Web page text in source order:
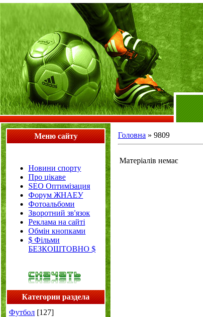
Меню сайту
Новини спорту
Про цікаве
SEO Оптимізация
Форум ЖНАЕУ
Фотоальбоми
Зворотний зв'язок
Реклама на сайті
Обмін кнопками
$ Фільми
БЕЗКОШТОВНО $
Категории раздела
Футбол [127]
Головна » 9809
Матеріалів немає